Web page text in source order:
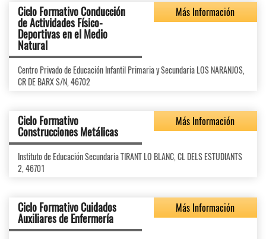
Ciclo Formativo Conducción
de Actividades Físico-
Deportivas en el Medio
Natural
Más Información
Centro Privado de Educación Infantil Primaria y Secundaria LOS NARANJOS,
CR DE BARX S/N, 46702
Ciclo Formativo
Construcciones Metálicas
Más Información
Instituto de Educación Secundaria TIRANT LO BLANC, CL DELS ESTUDIANTS
2, 46701
Ciclo Formativo Cuidados
Auxiliares de Enfermería
Más Información